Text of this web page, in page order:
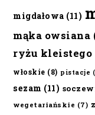
migdałowa (11)
mąka owsiana
ryżu kleistego
włoskie (8) pistacje
sezam (11)
wegetariańskie (7)